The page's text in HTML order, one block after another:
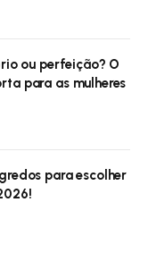
ou perfeição? O
para as mulheres
para escolher